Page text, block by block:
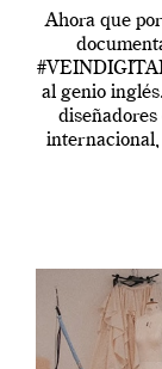
Ahora que
al genio